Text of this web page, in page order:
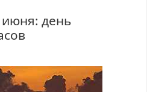
день